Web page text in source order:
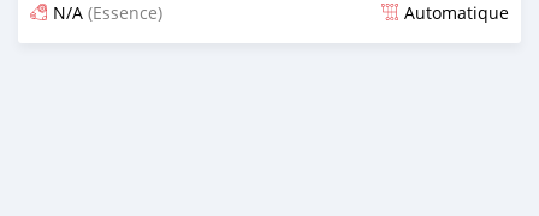
N/A (Essence) Automatique